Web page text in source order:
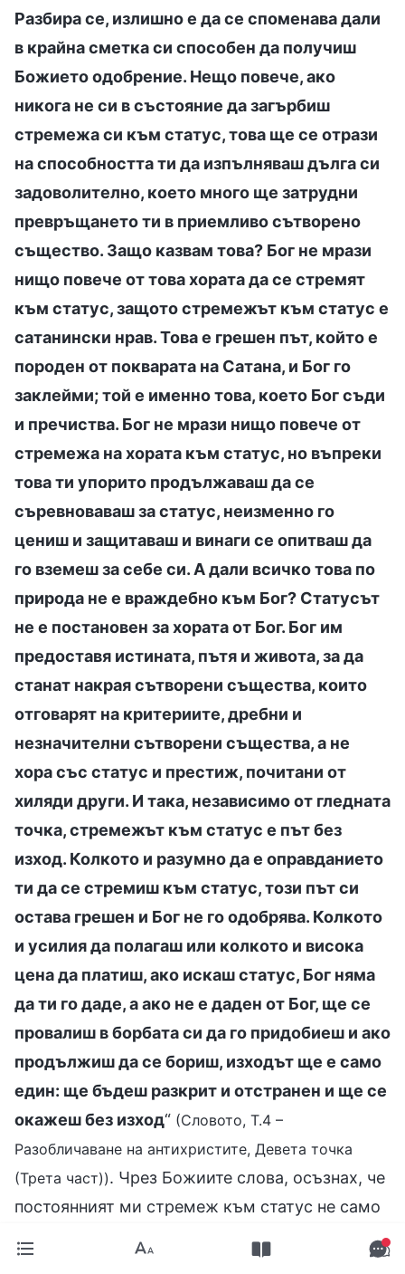
Разбира се, излишно е да се споменава дали
в крайна сметка си способен да получиш
Божието одобрение. Нещо повече, ако
никога не си в състояние да загърбиш
стремежа си към статус, това ще се отрази
на способността ти да изпълняваш дълга си
задоволително, което много ще затрудни
превръщането ти в приемливо сътворено
същество. Защо казвам това? Бог не мрази
нищо повече от това хората да се стремят
към статус, защото стремежът към статус е
сатанински нрав. Това е грешен път, който е
породен от покварата на Сатана, и Бог го
заклейми; той е именно това, което Бог съди
и пречиства. Бог не мрази нищо повече от
стремежа на хората към статус, но въпреки
това ти упорито продължаваш да се
съревноваваш за статус, неизменно го
цениш и защитаваш и винаги се опитваш да
го вземеш за себе си. А дали всичко това по
природа не е враждебно към Бог? Статусът
не е постановен за хората от Бог. Бог им
предоставя истината, пътя и живота, за да
станат накрая сътворени същества, които
отговарят на критериите, дребни и
незначителни сътворени същества, а не
хора със статус и престиж, почитани от
хиляди други. И така, независимо от гледната
точка, стремежът към статус е път без
изход. Колкото и разумно да е оправданието
ти да се стремиш към статус, този път си
остава грешен и Бог не го одобрява. Колкото
и усилия да полагаш или колкото и висока
цена да платиш, ако искаш статус, Бог няма
да ти го даде, а ако не е даден от Бог, ще се
провалиш в борбата си да го придобиеш и ако
продължиш да се бориш, изходът ще е само
един: ще бъдеш разкрит и отстранен и ще се
окажеш без изход“ (Словото, Т.4 –
Разобличаване на антихристите, Девета точка
(Трета част)). Чрез Божиите слова, осъзнах, че
постоянният ми стремеж към статус не само
и не ми позволяваше да бъда достойно